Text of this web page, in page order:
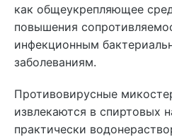
как общеукрепляющее
повышения
инфекционным
заболеваниям.
Противовирусные
извлекаются в спиртовых
практически